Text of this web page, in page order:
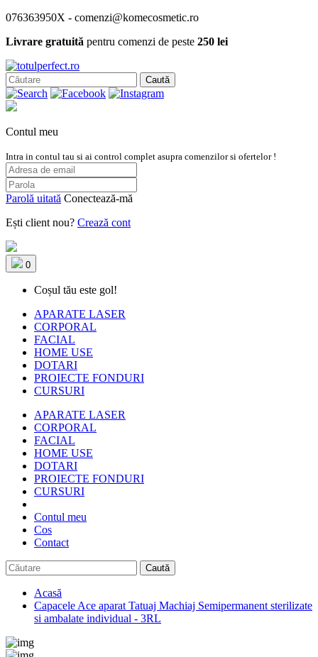
076363950X - comenzi@komecosmetic.ro
Livrare gratuită pentru comenzi de peste 250 lei
Caută
Contul meu
Intra in contul tau si ai control complet asupra comenzilor si ofertelor !
Parolă uitată Conectează-mă
Ești client nou? Crează cont
0
Coșul tău este gol!
APARATE LASER
CORPORAL
FACIAL
HOME USE
DOTARI
PROIECTE FONDURI
CURSURI
APARATE LASER
CORPORAL
FACIAL
HOME USE
DOTARI
PROIECTE FONDURI
CURSURI
Contul meu
Cos
Contact
Caută
Acasă
Capacele Ace aparat Tatuaj Machiaj Semipermanent sterilizate
si ambalate individual - 3RL